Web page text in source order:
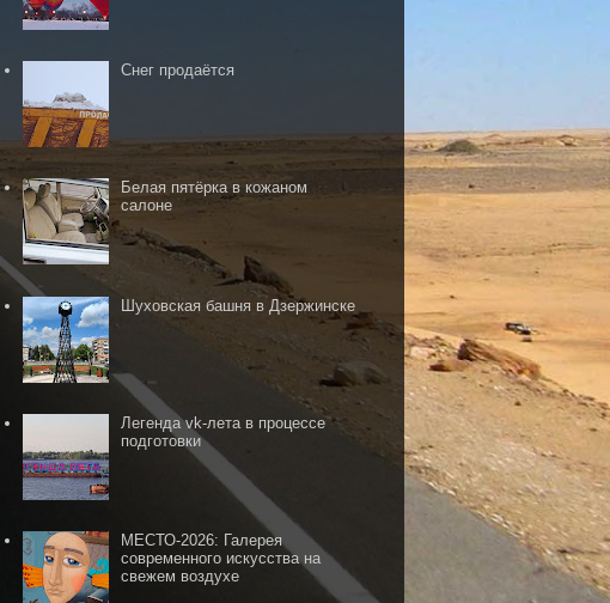
Снег продаётся
Белая пятёрка в кожаном
салоне
Шуховская башня в Дзержинске
Легенда vk-лета в процессе
подготовки
МЕСТО-2026: Галерея
современного искусства на
свежем воздухе